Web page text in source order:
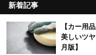
新着記事
【カー用
美しいツ
月版】